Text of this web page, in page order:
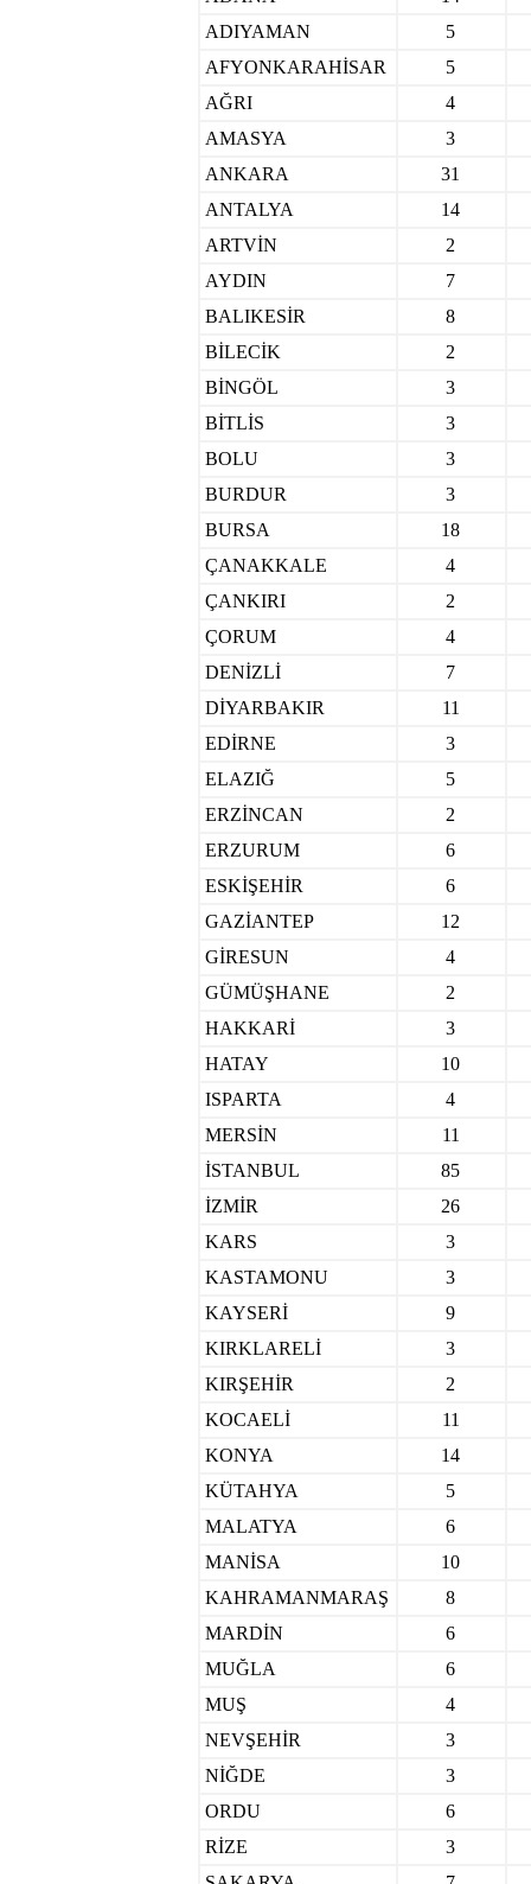
ADIYAMAN
5
AFYONKARAHİSAR
5
AĞRI
4
AMASYA
3
ANKARA
31
ANTALYA
14
ARTVİN
2
AYDIN
7
BALIKESİR
8
BİLECİK
2
BİNGÖL
3
BİTLİS
3
BOLU
3
BURDUR
3
BURSA
18
ÇANAKKALE
4
ÇANKIRI
2
ÇORUM
4
DENİZLİ
7
DİYARBAKIR
11
EDİRNE
3
ELAZIĞ
5
ERZİNCAN
2
ERZURUM
6
ESKİŞEHİR
6
GAZİANTEP
12
GİRESUN
4
GÜMÜŞHANE
2
HAKKARİ
3
HATAY
10
ISPARTA
4
MERSİN
11
İSTANBUL
85
İZMİR
26
KARS
3
KASTAMONU
3
KAYSERİ
9
KIRKLARELİ
3
KIRŞEHİR
2
KOCAELİ
11
KONYA
14
KÜTAHYA
5
MALATYA
6
MANİSA
10
KAHRAMANMARAŞ
8
MARDİN
6
MUĞLA
6
MUŞ
4
NEVŞEHİR
3
NİĞDE
3
ORDU
6
RİZE
3